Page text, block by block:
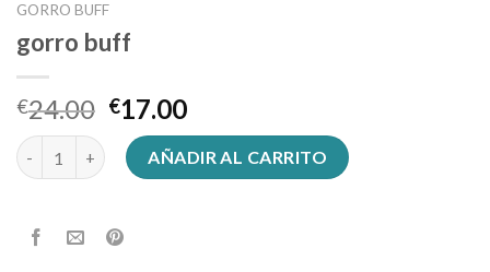
GORRO BUFF
gorro buff
€24.00 €17.00
gorro buff cantidadAÑADIR AL CARRITO